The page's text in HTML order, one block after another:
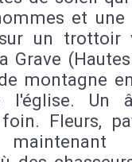
et une
un trottoir
Grave
montagne
l'église. Un
Fleurs,